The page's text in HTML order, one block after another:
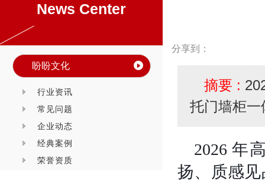
News Center
盼盼文化
行业资讯
常见问题
企业动态
经典案例
荣誉资质
分享到：
摘要 :
托门墙柜
2026 年
扬、质感